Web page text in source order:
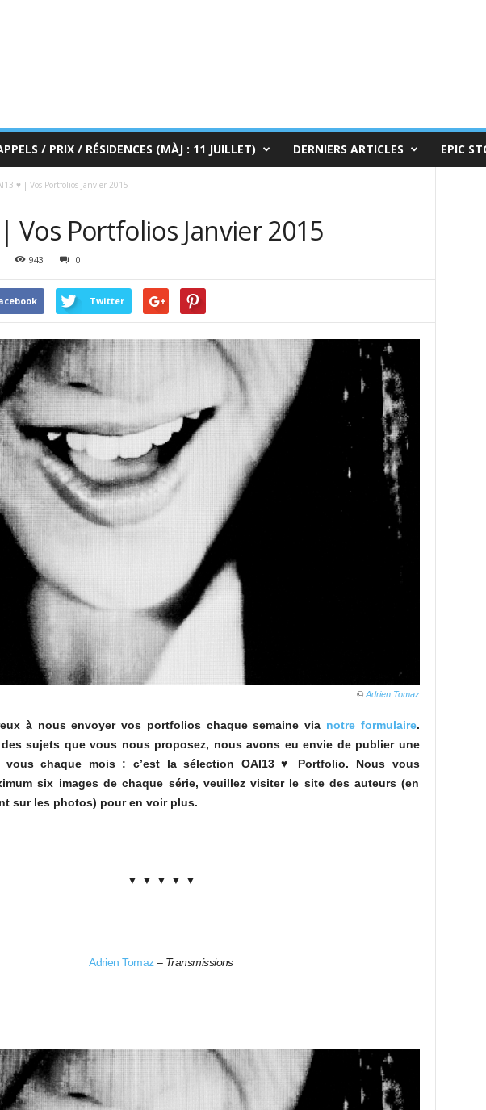
/ PRIX / RÉSIDENCES (MÀJ : 11 JUILLET) DERNIERS ARTICLES EPIC
♥ | Vos Portfolios Janvier 2015
Vos Portfolios Janvier 2015
943 0
Twitter
© Adrien Tomaz
à nous envoyer vos portfolios chaque semaine via notre formulaire.
sujets que vous nous proposez, nous avons eu envie de publier une
vous chaque mois : c’est la sélection OAI13 ♥ Portfolio. Nous vous
six images de chaque série, veuillez visiter le site des auteurs (en
sur les photos) pour en voir plus.
▼ ▼ ▼ ▼ ▼
Adrien Tomaz– Transmissions